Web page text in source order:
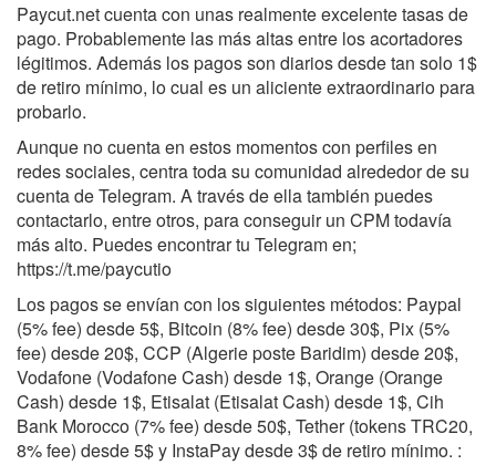
Paycut.net cuenta con unas realmente excelente tasas de
pago. Probablemente las más altas entre los acortadores
légitimos. Además los pagos son diarios desde tan solo 1$
de retiro mínimo, lo cual es un aliciente extraordinario para
probarlo.
Aunque no cuenta en estos momentos con perfiles en
redes sociales, centra toda su comunidad alrededor de su
cuenta de Telegram. A través de ella también puedes
contactarlo, entre otros, para conseguir un CPM todavía
más alto. Puedes encontrar tu Telegram en;
https://t.me/paycutio
Los pagos se envían con los siguientes métodos: Paypal
(5% fee) desde 5$, Bitcoin (8% fee) desde 30$, Pix (5%
fee) desde 20$, CCP (Algerie poste Baridim) desde 20$,
Vodafone (Vodafone Cash) desde 1$, Orange (Orange
Cash) desde 1$, Etisalat (Etisalat Cash) desde 1$, Cih
Bank Morocco (7% fee) desde 50$, Tether (tokens TRC20,
8% fee) desde 5$ y InstaPay desde 3$ de retiro mínimo. :